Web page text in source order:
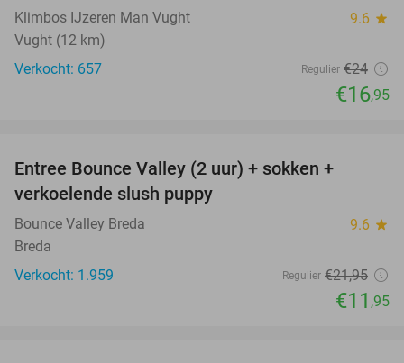
Klimbos IJzeren Man Vught 9.6 star
Vught (12 km)
Verkocht: 657
Regulier €24
€16,95
Entree Bounce Valley (2 uur) + sokken +
verkoelende slush puppy
Bounce Valley Breda 9.6 star
Breda
Verkocht: 1.959
Regulier €21,95
€11 ,95